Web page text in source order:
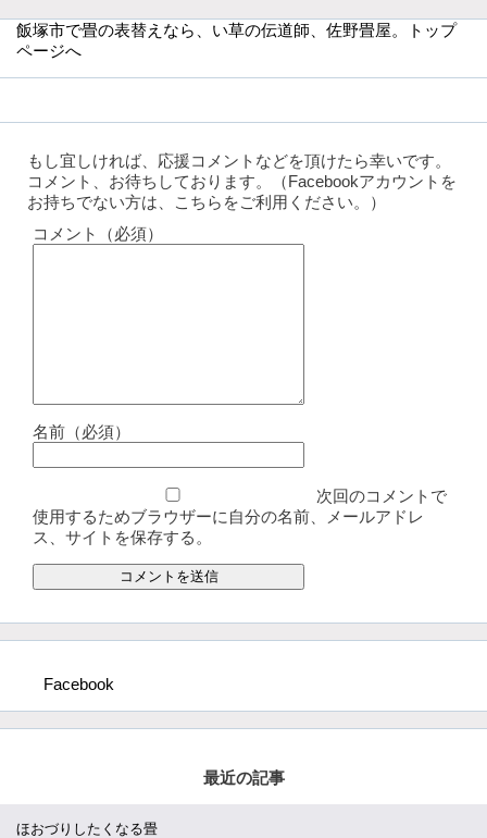
飯塚市で畳の表替えなら
、い草の伝道師、佐野畳屋。トップ
ページへ
もし宜しければ、応援コメントなどを頂けたら幸いです。
コメント、お待ちしております。（Facebookアカウントを
お持ちでない方は、こちらをご利用ください。）
コメント（必須）
名前（必須）
次回のコメントで
使用するためブラウザーに自分の名前、メールアドレ
ス、サイトを保存する。
Facebook
最近の記事
ほおづりしたくなる畳